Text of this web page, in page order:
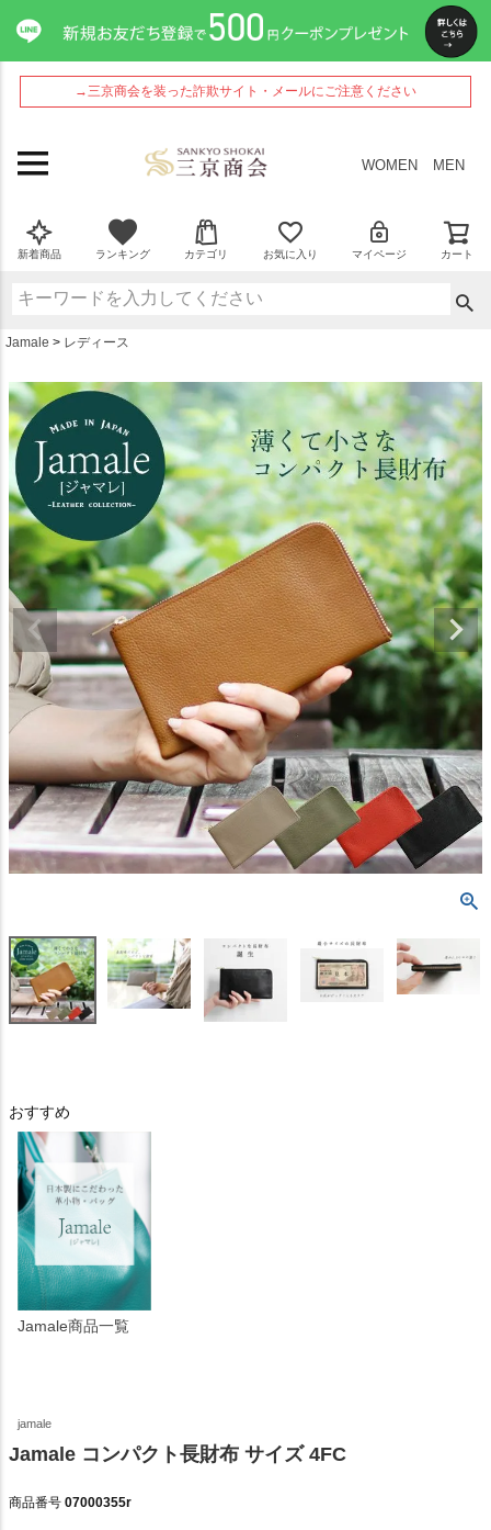
→三京商会を装った詐欺サイト・メールにご注意ください
WOMEN MEN
新着商品 ランキング カテゴリ お気に入り マイページ カート
Jamale レディース
おすすめ
Jamale商品一覧
jamale
Jamale コンパクト長財布 サイズ 4FC
商品番号 07000355r
ペー
ジト
ップ
へ